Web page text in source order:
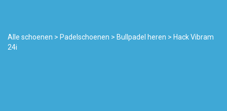
Alle schoenen > Padelschoenen > Bullpadel heren > Hack Vibram
24i